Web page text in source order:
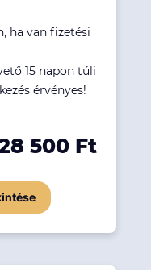
ha van fizetési
15 napon túli
érvényes!
500 Ft